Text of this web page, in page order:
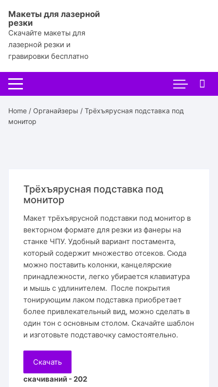
содержимому
Макеты для лазерной
резки
Скачайте макеты для
лазерной резки и
гравировки бесплатно
Home / Органайзеры / Трёхъярусная подставка под
монитор
Трёхъярусная подставка под
монитор
Макет трёхъярусной подставки под монитор в
векторном формате для резки из фанеры на
станке ЧПУ. Удобный вариант постамента,
который содержит множество отсеков. Сюда
можно поставить колонки, канцелярские
принадлежности, легко убирается клавиатура
и мышь с удлинителем. После покрытия
тонирующим лаком подставка приобретает
более привлекательный вид, можно сделать в
один тон с основным столом. Скачайте шаблон
и изготовьте подставочку самостоятельно.
Скачать
скачиваний - 202